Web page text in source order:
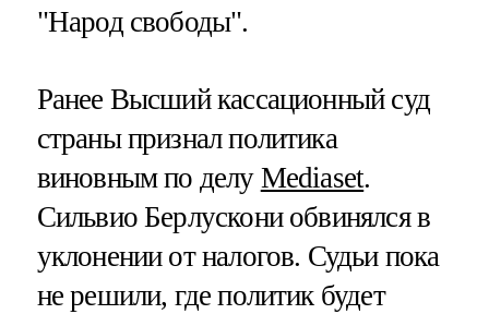
"Народ свободы".
Ранее Высший кассационный суд
страны признал политика
виновным по делу Mediaset.
Сильвио Берлускони обвинялся в
уклонении от налогов. Судьи пока
не решили, где политик будет